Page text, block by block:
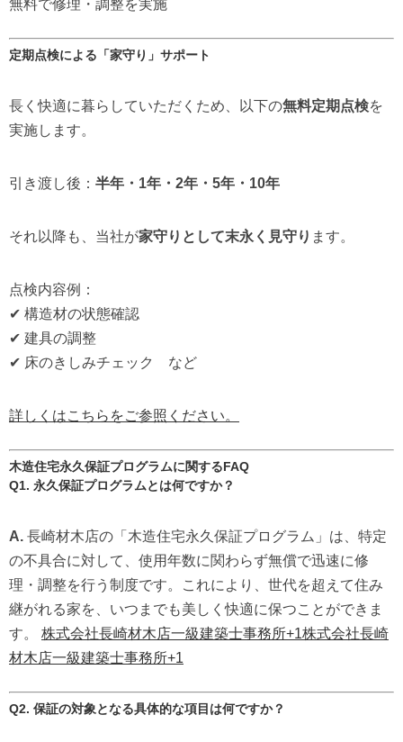
無料で修理・調整を実施
定期点検による「家守り」サポート
長く快適に暮らしていただくため、以下の無料定期点検を
実施します。
引き渡し後： 半年・1年・2年・5年・10年
それ以降も、当社が家守りとして末永く見守り ます。
点検内容例：
✔ 構造材の状態確認
✔ 建具の調整
✔ 床のきしみチェック など
詳しくはこちらをご参照ください。
木造住宅永久保証プログラムに関するFAQ
Q1. 永久保証プログラムとは何ですか？
A. 長崎材木店の「木造住宅永久保証プログラム」は、特定
の不具合に対して、使用年数に関わらず無償で迅速に修
理・調整を行う制度です。
これにより、世代を超えて住み
継がれる家を、いつまでも美しく快適に保つことができま
す。
株式会社長崎材木店一級建築士事務所+1株式会社長崎
材木店一級建築士事務所+1
Q2. 保証の対象となる具体的な項目は何ですか？